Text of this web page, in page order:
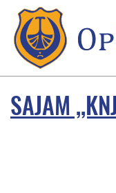
SAJAM